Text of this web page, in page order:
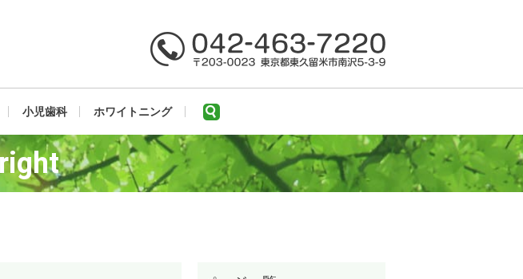
小児歯科 ホワイトニング